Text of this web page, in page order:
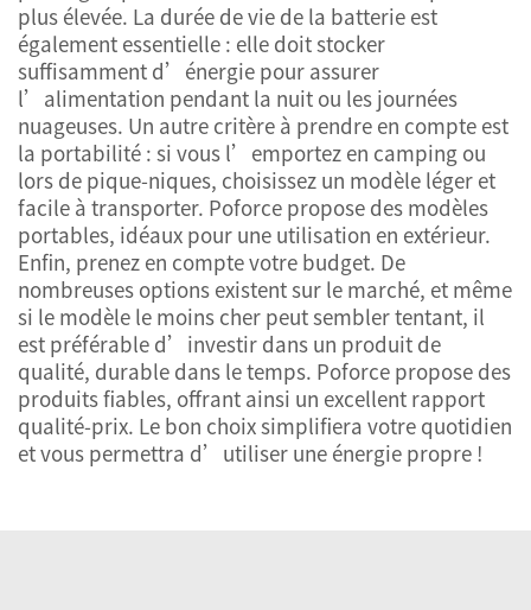
plus élevée. La durée de vie de la batterie est
également essentielle : elle doit stocker
suffisamment d’énergie pour assurer
l’alimentation pendant la nuit ou les journées
nuageuses. Un autre critère à prendre en compte est
la portabilité : si vous l’emportez en camping ou
lors de pique-niques, choisissez un modèle léger et
facile à transporter. Poforce propose des modèles
portables, idéaux pour une utilisation en extérieur.
Enfin, prenez en compte votre budget. De
nombreuses options existent sur le marché, et même
si le modèle le moins cher peut sembler tentant, il
est préférable d’investir dans un produit de
qualité, durable dans le temps. Poforce propose des
produits fiables, offrant ainsi un excellent rapport
qualité-prix. Le bon choix simplifiera votre quotidien
et vous permettra d’utiliser une énergie propre !